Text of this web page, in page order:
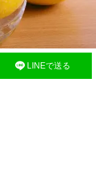
LINEで送る